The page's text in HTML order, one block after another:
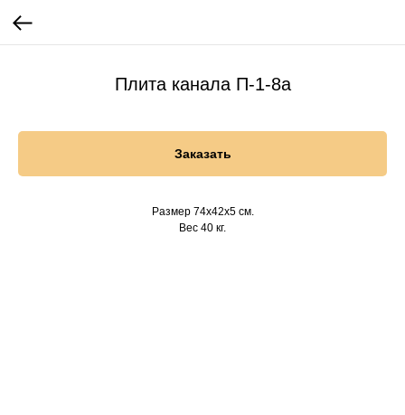
Плита канала П-1-8а
Заказать
Размер 74х42х5 см.
Вес 40 кг.